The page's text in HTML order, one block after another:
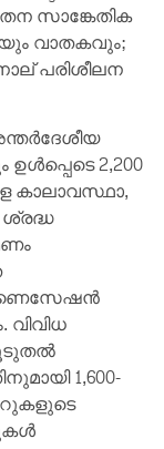
സാങ്കേതിക
വാതകവും;
പരിശീലന
2,200
കാലാവസ്ഥാ,
1,600-